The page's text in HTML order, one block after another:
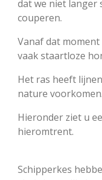
dat we niet langer
couperen.
Vanaf dat
vaak staartloze
Het ras heeft
nature voorkomen.
Hieronder ziet u
hieromtrent.
Schipperkes